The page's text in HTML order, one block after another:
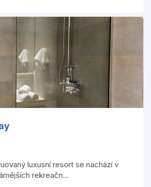
luxusní resort se nachází v
rekreačn...